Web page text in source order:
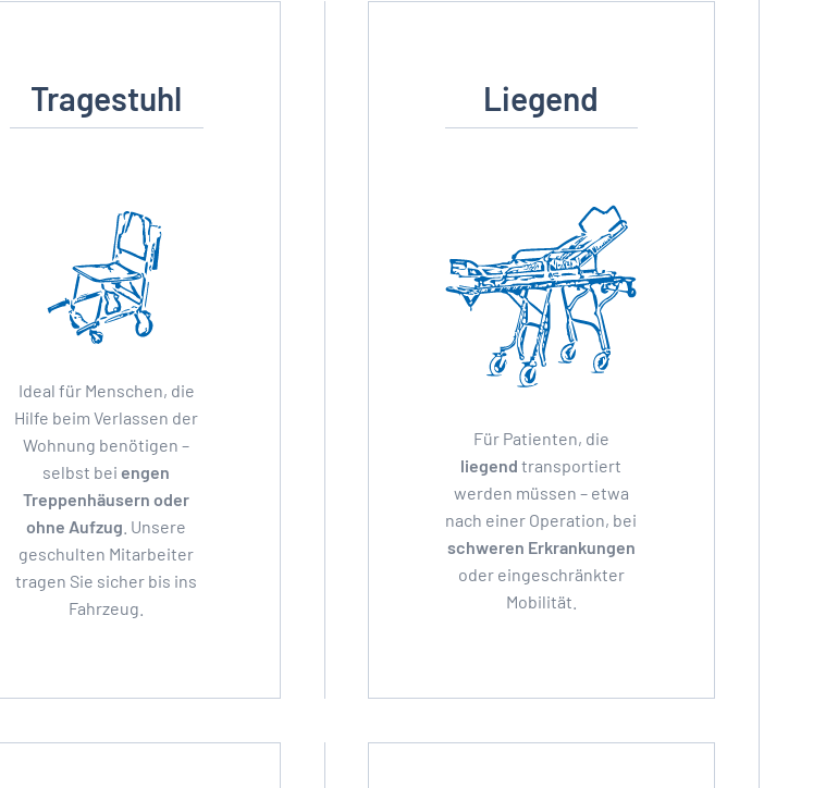
Tragestuhl
Ideal für Menschen, die
Hilfe beim Verlassen der
Wohnung benötigen –
selbst beiengen
Treppenhäusern oder
ohne Aufzug . Unsere
geschulten Mitarbeiter
tragen Sie sicher bis ins
Fahrzeug.
Liegend
Für Patienten, die
liegend transportiert
werden müssen – etwa
nach einer Operation, bei
schweren Erkrankungen
oder eingeschränkter
Mobilität.